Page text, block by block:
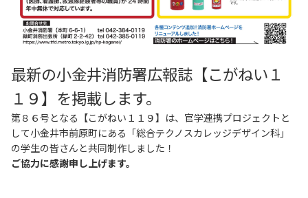
最新の小金井消防署広報誌【こがねい１
１９】を掲載します。
第８６号となる【こがねい１１９】は、官学連携プロジェクトと
して小金井市前原町にある「総合テクノスカレッジデザイン科」
の学生の皆さんと共同制作しました！
ご協力に感謝申し上げます。